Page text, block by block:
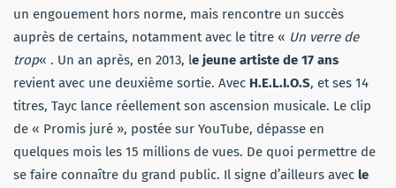
un engouement hors norme, mais rencontre un succès
auprès de certains, notamment avec le titre « Un verre de
trop« . Un an après, en 2013, le jeune artiste de 17 ans
revient avec une deuxième sortie. Avec H.E.L.I.O.S, et ses 14
titres, Tayc lance réellement son ascension musicale. Le clip
de « Promis juré », postée sur YouTube, dépasse en
quelques mois les 15 millions de vues. De quoi permettre de
se faire connaître du grand public. Il signe d’ailleurs avec le